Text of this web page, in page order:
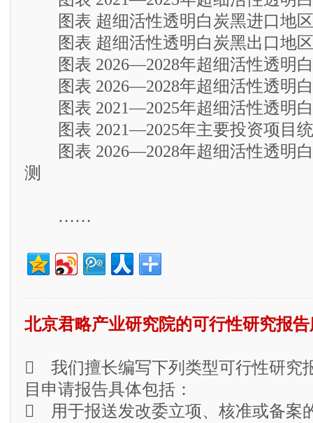
图表 超细活性透明白炭黑进口地
图表 超细活性透明白炭黑出口地
图表 2026—2028年超细活性透明白
图表 2026—2028年超细活性透明白
图表 2021—2025年超细活性透明白
图表 2021—2025年主要投资项目
图表 2026—2028年超细活性透明白
测
……
北京君略产业研究院的可行性研究报
 我们擅长编写下列类型可行性研究
目申请报告具体包括：
 用于报送发改委立项、核准或备案